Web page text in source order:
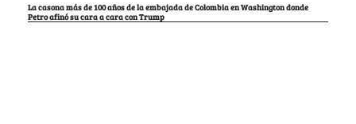
La casona más de 100 años de la embajada de Colombia en Washington donde
Petro afinó su cara a cara con Trump